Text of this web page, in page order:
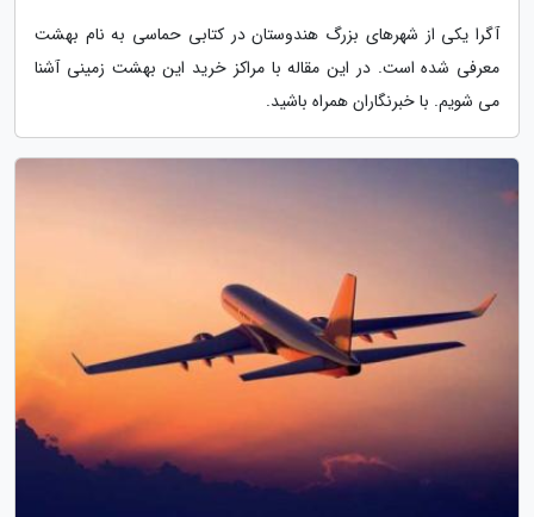
آگرا یکی از شهرهای بزرگ هندوستان در کتابی حماسی به نام بهشت
معرفی شده است. در این مقاله با مراکز خرید این بهشت زمینی آشنا
می شویم. با خبرنگاران همراه باشید.